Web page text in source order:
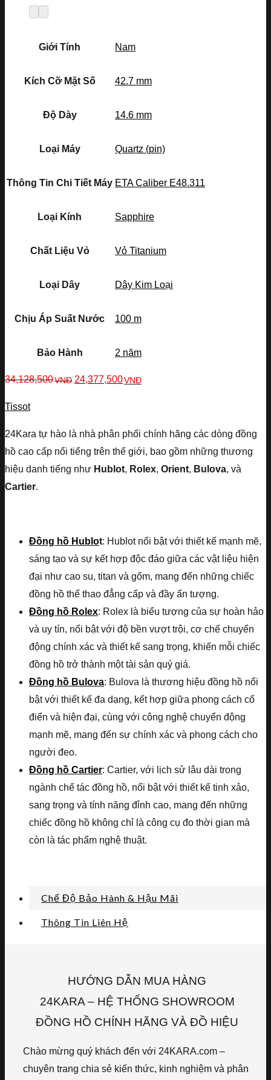
Giới Tính Nam
Kích Cỡ Mặt Số 42.7 mm
Độ Dày 14.6 mm
Loại Máy Quartz (pin)
Thông Tin Chi Tiết Máy ETA Caliber E48.311
Loại Kính Sapphire
Chất Liệu Vỏ Vỏ Titanium
Loại Dây Dây Kim Loại
Chịu Áp Suất Nước 100 m
Bảo Hành 2 năm
34,128,500VNĐ 24,377,500VNĐ
Tissot
24Kara tự hào là nhà phân phối chính hãng các dòng đồng
hồ cao cấp nổi tiếng trên thế giới, bao gồm những thương
hiệu danh tiếng như Hublot, Rolex, Orient, Bulova, và
Cartier.
Đồng hồ Hublot: Hublot nổi bật với thiết kế mạnh mẽ,
sáng tạo và sự kết hợp độc đáo giữa các vật liệu hiện
đại như cao su, titan và gốm, mang đến những chiếc
đồng hồ thể thao đẳng cấp và đầy ấn tượng.
Đồng hồ Rolex: Rolex là biểu tượng của sự hoàn hảo
và uy tín, nổi bật với độ bền vượt trội, cơ chế chuyển
động chính xác và thiết kế sang trọng, khiến mỗi chiếc
đồng hồ trở thành một tài sản quý giá.
Đồng hồ Bulova: Bulova là thương hiệu đồng hồ nổi
bật với thiết kế đa dạng, kết hợp giữa phong cách cổ
điển và hiện đại, cùng với công nghệ chuyển động
mạnh mẽ, mang đến sự chính xác và phong cách cho
người đeo.
Đồng hồ Cartier: Cartier, với lịch sử lâu dài trong
ngành chế tác đồng hồ, nổi bật với thiết kế tinh xảo,
sang trọng và tính năng đỉnh cao, mang đến những
chiếc đồng hồ không chỉ là công cụ đo thời gian mà
còn là tác phẩm nghệ thuật.
Chế Độ Bảo Hành & Hậu Mãi
Thông Tin Liên Hệ
HƯỚNG DẪN MUA HÀNG
24KARA – HỆ THỐNG SHOWROOM
ĐỒNG HỒ CHÍNH HÃNG VÀ ĐỒ HIỆU
Chào mừng quý khách đến với 24KARA.com –
chuyên trang chia sẻ kiến thức, kinh nghiệm và phân